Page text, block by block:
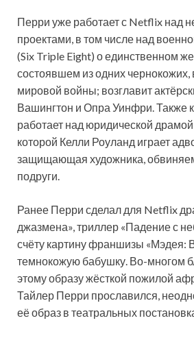
Перри уже работает с Netflix над
проектами, в том числе над
(Six Triple Eight) о единственном
состоявшем из одних чернокожих,
мировой войны; возглавит
Вашингтон и Опра Уинфри. Также
работает над юридической
которой Келли Роуланд играет
защищающая художника,
подруги.
Ранее Перри сделал для Netflix
джазмена», триллер «Падение с
счёту картину франшизы «Мэдея:
темнокожую бабушку. Во-многом
этому образу жёсткой пожилой
Тайлер Перри прославился,
её образ в театральных